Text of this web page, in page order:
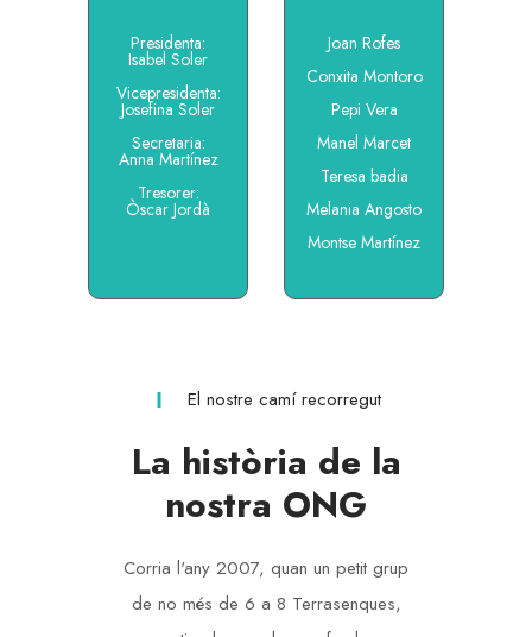
Presidenta:
Isabel Soler
Vicepresidenta:
Josefina Soler
Secretaria:
Anna Martínez
Tresorer:
Òscar Jordà
Joan Rofes
Conxita Montoro
Pepi Vera
Manel Marcet
Teresa badia
Melania Angosto
Montse Martínez
El nostre camí recorregut
La història de la
nostra ONG
Corria l'any 2007, quan un petit grup
de no més de 6 a 8 Terrasenques,